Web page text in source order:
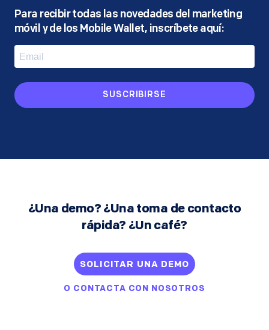
Para recibir todas las novedades del marketing
móvil y de los Mobile Wallet, inscríbete aquí:
SUSCRIBIRSE
¿Una demo? ¿Una toma de contacto
rápida? ¿Un café?
SOLICITAR UNA DEMO
O CONTACTA CON NOSOTROS